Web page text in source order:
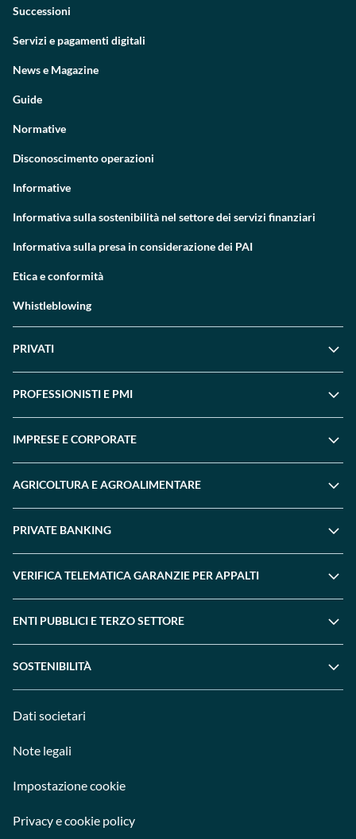
Successioni
Servizi e pagamenti digitali
News e Magazine
Guide
Normative
Disconoscimento operazioni
Informative
Informativa sulla sostenibilità nel settore dei servizi finanziari
Informativa sulla presa in considerazione dei PAI
Etica e conformità
Whistleblowing
PRIVATI
PROFESSIONISTI E PMI
IMPRESE E CORPORATE
AGRICOLTURA E AGROALIMENTARE
PRIVATE BANKING
VERIFICA TELEMATICA GARANZIE PER APPALTI
ENTI PUBBLICI E TERZO SETTORE
SOSTENIBILITÀ
Dati societari
Note legali
Impostazione cookie
Privacy e cookie policy